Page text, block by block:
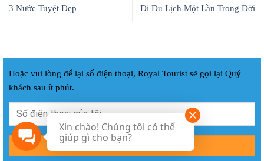
3 Nước Tuyệt Đẹp
Đi Du Lịch Một Lần Trong Đời
Hoặc vui lòng để lại số điện thoại, Royal Tourist sẽ gọi lại Quý
khách sau ít phút.
Xin chào! Chúng tôi có thể
giúp gì cho bạn?